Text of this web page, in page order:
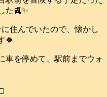
た🚉✨
住んでいたので、懐かし
🍀
車を停めて、駅前までウォ